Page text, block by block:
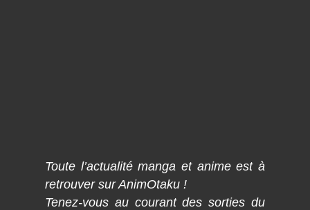
Toute l’actualité manga et anime est à
retrouver sur AnimOtaku !
Tenez-vous au courant des sorties du